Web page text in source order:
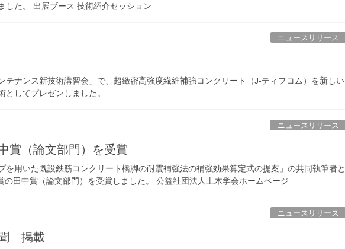
した。 出展ブース 技術紹介セッション
ニュースリリース
テナンス新技術講習会」で、超緻密高強度繊維補強コンクリート（J-ティフコム）を新しい
としてプレゼンしました。
ニュースリリース
賞（論文部門）を受賞
を用いた既設鉄筋コンクリート橋脚の耐震補強法の補強効果算定式の提案」の共同執筆者と
の田中賞（論文部門）を受賞しました。 公益社団法人土木学会ホームページ
ニュースリリース
聞 掲載